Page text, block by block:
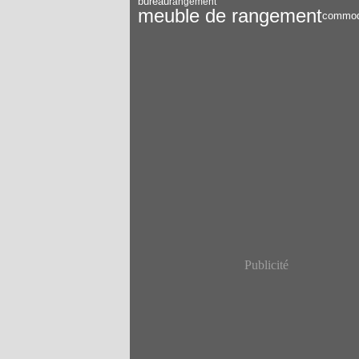
meuble de rangement
Publicité